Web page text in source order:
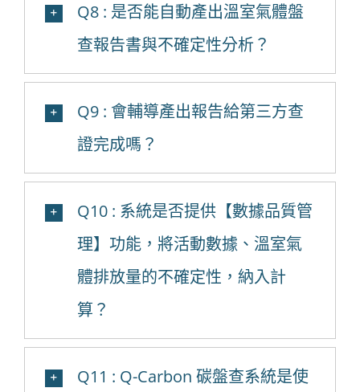
Q8 : 是否能自動產出溫室氣體盤
查報告書與不確定性分析？
Q9 : 會輔導產出報告給第三方查
證完成嗎？
Q10 : 系統是否提供【數據品質管
理】功能，將活動數據、溫室氣
體排放量的不確定性，納入計
算？
Q11 : Q-Carbon 碳盤查系統是使